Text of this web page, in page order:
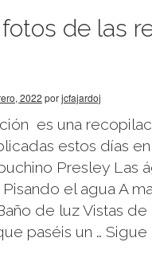
de las
2022 porjcfajardoj
es una
estos días
Presley Las
el agua A
de luz Vistas
paséis un … Sigue